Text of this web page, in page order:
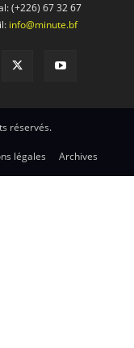
(+226) 67 32 67
info@minute.bf
réservés.
légales Archives